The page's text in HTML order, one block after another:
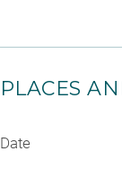
PLACES
Date